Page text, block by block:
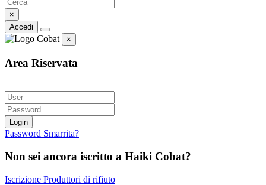
×
Accedi
×
Area Riservata
Login
Password Smarrita?
Non sei ancora iscritto a Haiki Cobat?
Iscrizione Produttori di rifiuto